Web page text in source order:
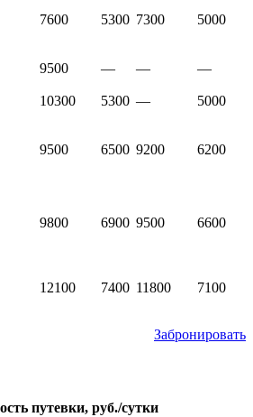
7600 5300 7300 5000
9500 — —
—
10300 5300 —
5000
9500 6500 9200 6200
9800 6900 9500 6600
12100 7400 11800 7100
Забронировать
путевки, руб./сутки